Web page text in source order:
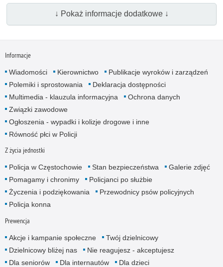
↓ Pokaż informacje dodatkowe ↓
Informacje
Wiadomości Kierownictwo
Publikacje wyroków i zarządzeń
Polemiki i sprostowania
Deklaracja dostępności
Multimedia - klauzula informacyjna
Ochrona danych
Związki zawodowe
Ogłoszenia - wypadki i kolizje drogowe i inne
Równość płci w Policji
Z życia jednostki
Policja w Częstochowie Stan bezpieczeństwa
Galerie zdjęć
Pomagamy i chronimy
Policjanci po służbie
Życzenia i podziękowania
Przewodnicy psów policyjnych
Policja konna
Prewencja
Akcje i kampanie społeczne
Twój dzielnicowy
Dzielnicowy bliżej nas
Nie reagujesz - akceptujesz
Dla seniorów
Dla internautów
Dla dzieci